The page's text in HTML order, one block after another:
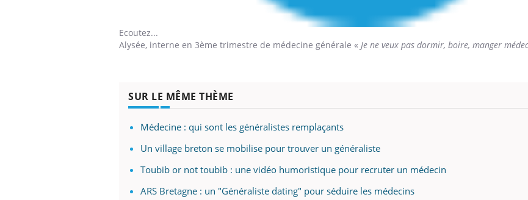
Ecoutez...
Alysée, interne en 3ème trimestre de médecine générale « Je ne veux pas dormir, boire, manger
SUR LE MÊME THÈME
Médecine : qui sont les généralistes remplaçants
Un village breton se mobilise pour trouver un généraliste
Toubib or not toubib : une vidéo humoristique pour recruter un médecin
ARS Bretagne : un "Généraliste dating" pour séduire les médecins